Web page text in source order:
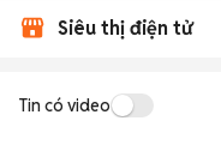
Siêu thị điện tử
Tin có video